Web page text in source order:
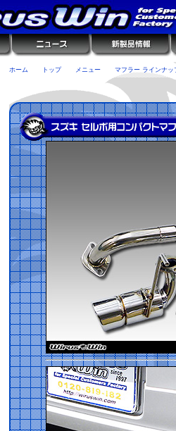
ホーム トップ メニュー マフラー ラインナッ